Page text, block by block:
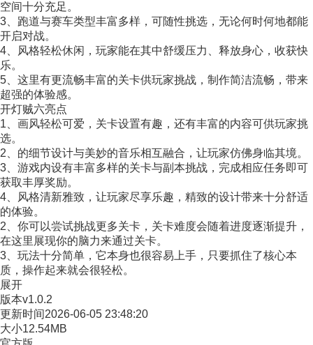
空间十分充足。
3、跑道与赛车类型丰富多样，可随性挑选，无论何时何地都能
开启对战。
4、风格轻松休闲，玩家能在其中舒缓压力、释放身心，收获快
乐。
5、这里有更流畅丰富的关卡供玩家挑战，制作简洁流畅，带来
超强的体验感。
开灯贼六亮点
1、画风轻松可爱，关卡设置有趣，还有丰富的内容可供玩家挑
选。
2、的细节设计与美妙的音乐相互融合，让玩家仿佛身临其境。
3、游戏内设有丰富多样的关卡与副本挑战，完成相应任务即可
获取丰厚奖励。
4、风格清新雅致，让玩家尽享乐趣，精致的设计带来十分舒适
的体验。
2、你可以尝试挑战更多关卡，关卡难度会随着进度逐渐提升，
在这里展现你的脑力来通过关卡。
3、玩法十分简单，它本身也很容易上手，只要抓住了核心本
质，操作起来就会很轻松。
展开
版本v1.0.2
更新时间2026-06-05 23:48:20
大小12.54MB